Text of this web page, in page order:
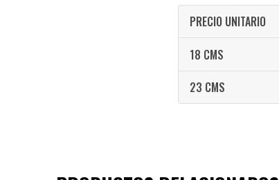
PRECIO UNITARIO
18 CMS
23 CMS